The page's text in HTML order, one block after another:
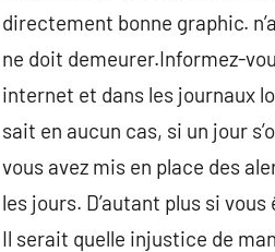
directement bonne graphic.
ne doit demeurer.Informez-
internet et dans les journaux
sait en aucun cas, si un jour
vous avez mis en place des
les jours. D’autant plus si
Il serait quelle injustice de